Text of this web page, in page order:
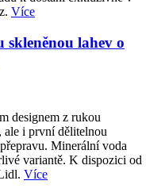
Více
lahev o
designem z rukou
ale i první dělitelnou
Minerální voda
variantě. K dispozici od
Více